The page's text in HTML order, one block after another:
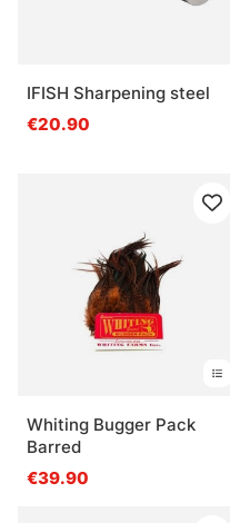
IFISH Sharpening steel
€20.90
Whiting Bugger Pack
Barred
€39.90